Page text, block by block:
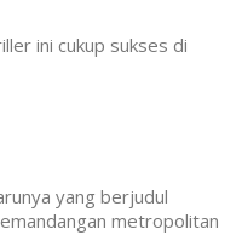
ini cukup sukses di
yang berjudul
metropolitan